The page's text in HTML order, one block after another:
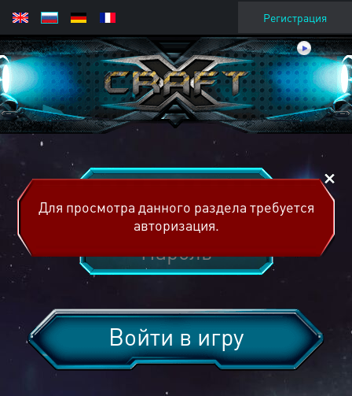
Регистрация
Войти в игру
Для просмотра данного раздела требуется
авторизация.